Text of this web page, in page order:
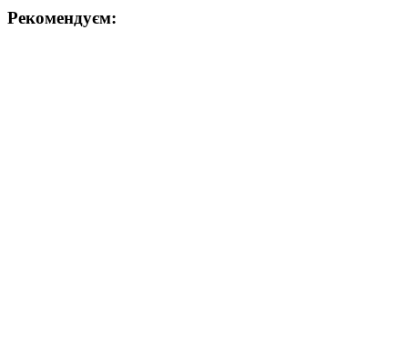
Рекомендуєм: